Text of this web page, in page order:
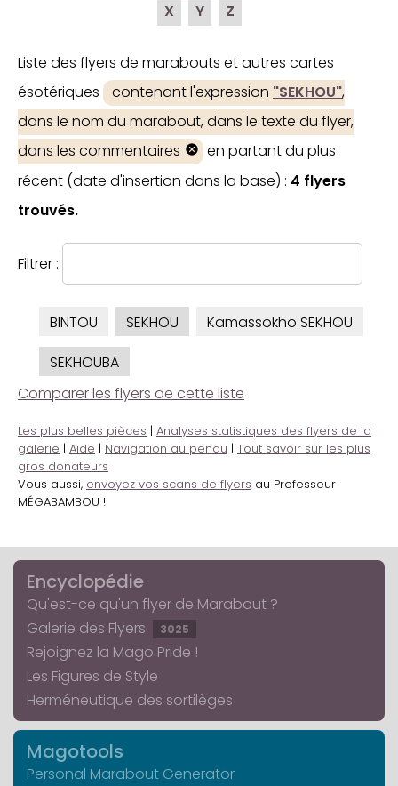
X
Y Z
Liste des flyers de marabouts et autres cartes
ésotériques
contenant l'expression "SEKHOU",
dans le nom du marabout, dans le texte du flyer,
dans les commentaires
en partant du plus
récent (date d'insertion dans la base) : 4 flyers
trouvés.
Filtrer :
BINTOU SEKHOU
Kamassokho SEKHOU
SEKHOUBA
Comparer les flyers de cette liste
Les plus belles pièces | Analyses statistiques des flyers de la
galerie | Aide | Navigation au pendu | Tout savoir sur les plus
gros donateurs
Vous aussi, envoyez vos scans de flyers au Professeur
MÉGABAMBOU !
Encyclopédie
Qu'est-ce qu'un flyer de Marabout ?
Galerie des Flyers
3025
Rejoignez la Mago Pride !
Les Figures de Style
Herméneutique des sortilèges
Magotools
Personal Marabout Generator